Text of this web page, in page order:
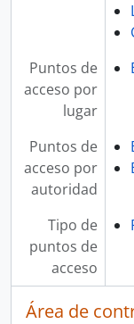
Puntos de
acceso por
lugar
Puntos de
acceso por
autoridad
Tipo de
puntos de
acceso
Área de